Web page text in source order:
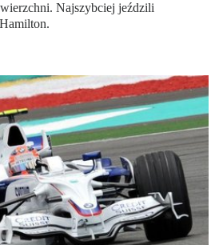
Najszybciej jeździli